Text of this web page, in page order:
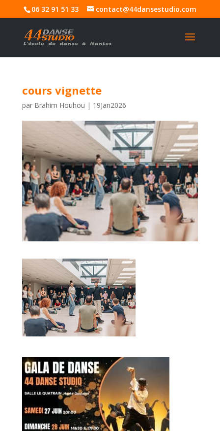
06 32 91 51 33 contact@44dansestudio.com
cours vignette
par Brahim Houhou | 19Jan2026